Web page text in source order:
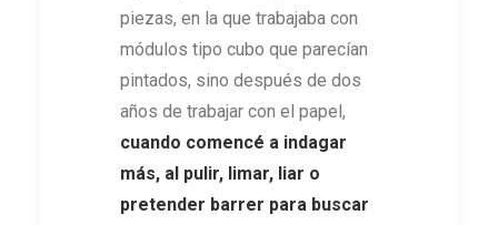
piezas, en la que trabajaba con
módulos tipo cubo que parecían
pintados, sino después de dos
años de trabajar con el papel,
cuando comencé a indagar
más, al pulir, limar, liar o
pretender barrer para buscar